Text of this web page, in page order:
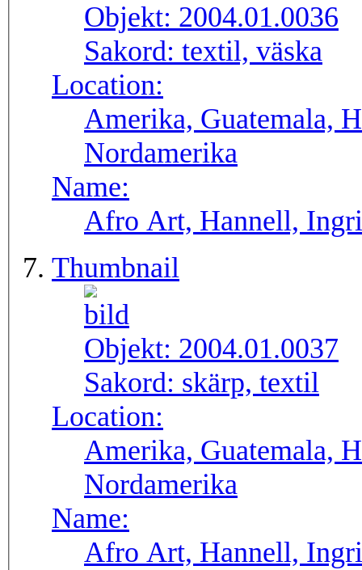
Objekt: 2004.01.0036
Sakord: textil, väska
Location:
Amerika, Guatemala,
Nordamerika
Name:
Afro Art, Hannell,
Thumbnail
Objekt: 2004.01.0037
Sakord: skärp, textil
Location:
Amerika, Guatemala,
Nordamerika
Name:
Afro Art, Hannell,